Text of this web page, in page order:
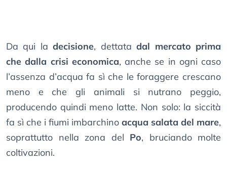
Da qui ladecisione, dettatadal mercato prima
che dalla crisi economica, anche se in ogni caso
l’assenza d’acqua fa sì che le foraggere crescano
meno e che gli animali si nutrano peggio,
producendo quindi meno latte. Non solo: la siccità
fa sì che i fiumi imbarchino acqua salata del mare,
soprattutto nella zona del Po, bruciando molte
coltivazioni.